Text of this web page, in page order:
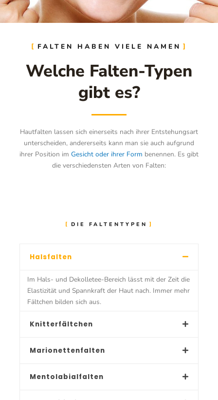
FALTEN HABEN VIELE NAMEN
Welche Falten-Typen
gibt es?
Hautfalten lassen sich einerseits nach ihrer Entstehungsart
unterscheiden, andererseits kann man sie auch aufgrund
ihrer Position im Gesicht oder ihrer Form benennen. Es gibt
die verschiedensten Arten von Falten:
DIE FALTENTYPEN
Halsfalten
Im Hals- und Dekolletee-Bereich lässt mit der Zeit die
Elastizität und Spannkraft der Haut nach. Immer mehr
Fältchen bilden sich aus.
Knitterfältchen
Marionettenfalten
Mentolabialfalten